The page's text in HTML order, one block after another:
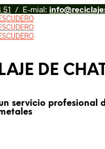
51 / E-mial:
DE
servicio profesional